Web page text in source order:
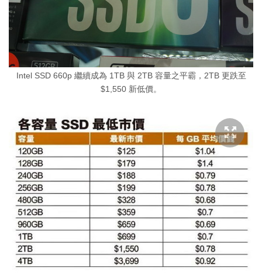
Intel SSD 660p 繼續成為 1TB 與 2TB 容量之平霸，2TB 更跌至
$1,550 新低價。